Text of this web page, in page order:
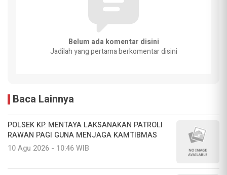
Belum ada komentar disini
Jadilah yang pertama berkomentar disini
Baca Lainnya
POLSEK KP. MENTAYA LAKSANAKAN PATROLI
RAWAN PAGI GUNA MENJAGA KAMTIBMAS
10 Agu 2026 - 10:46 WIB